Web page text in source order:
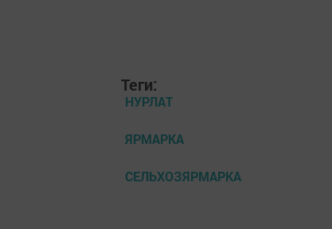
Теги:
НУРЛАТ
ЯРМАРКА
СЕЛЬХОЗЯРМАРКА